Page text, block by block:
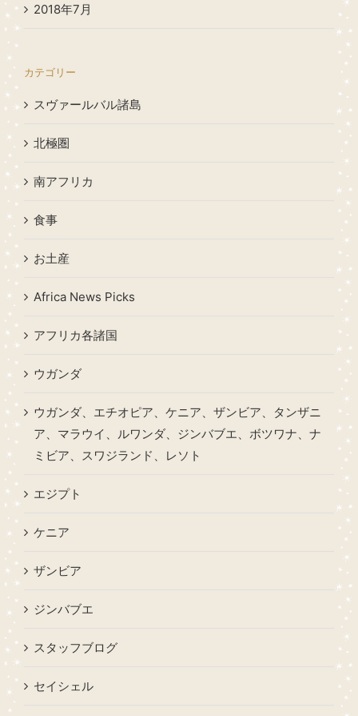
2018年7月
カテゴリー
スヴァールバル諸島
北極圏
南アフリカ
食事
お土産
Africa News Picks
アフリカ各諸国
ウガンダ
ウガンダ、エチオピア、ケニア、ザンビア、タンザニ
ア、マラウイ、ルワンダ、ジンバブエ、ボツワナ、ナ
ミビア、スワジランド、レソト
エジプト
ケニア
ザンビア
ジンバブエ
スタッフブログ
セイシェル